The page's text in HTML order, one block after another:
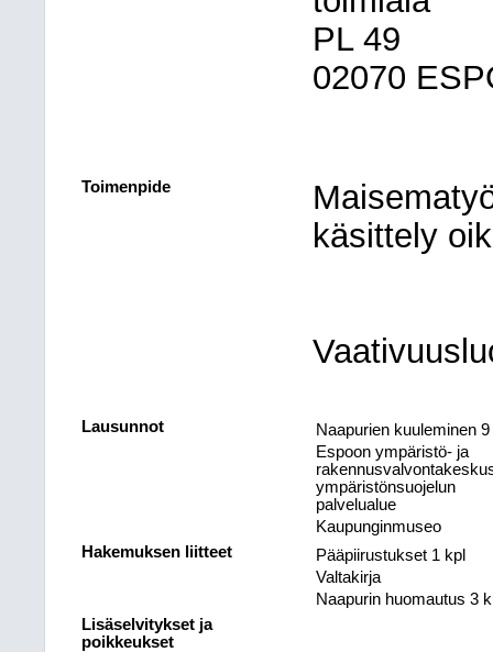
PL 49
02070
Toimenpide
käsittely
Lausunnot
Naapurien kuuleminen
Espoon ympäristö- ja
ympäristönsuojelun
palvelualue
Kaupunginmuseo
Hakemuksen liitteet
Pääpiirustukset 1 kpl
Valtakirja
Naapurin huomautus 3
Lisäselvitykset ja
poikkeukset